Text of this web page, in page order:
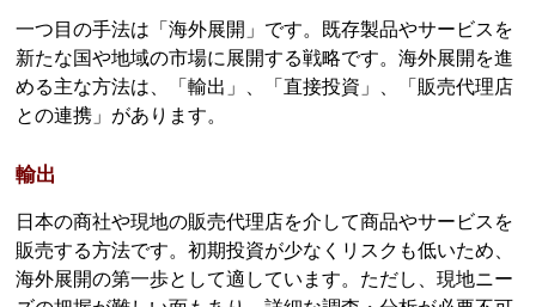
一つ目の手法は「海外展開」です。既存製品やサービスを
新たな国や地域の市場に展開する戦略です。海外展開を進
める主な方法は、「輸出」、「直接投資」、「販売代理店
との連携」があります。
輸出
日本の商社や現地の販売代理店を介して商品やサービスを
販売する方法です。初期投資が少なくリスクも低いため、
海外展開の第一歩として適しています。ただし、現地ニー